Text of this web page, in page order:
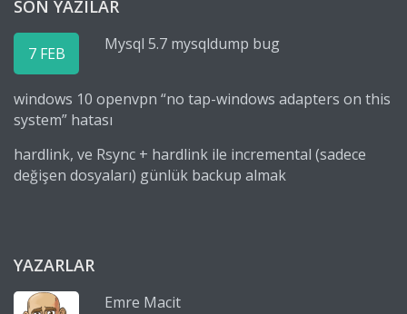
SON YAZILAR
7 FEB Mysql 5.7 mysqldump bug
windows 10 openvpn “no tap-windows adapters on this
system” hatası
hardlink, ve Rsync + hardlink ile incremental (sadece
değişen dosyaları) günlük backup almak
YAZARLAR
Emre Macit